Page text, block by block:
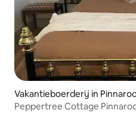
Vakantieboerderij in
Peppertree Cottage